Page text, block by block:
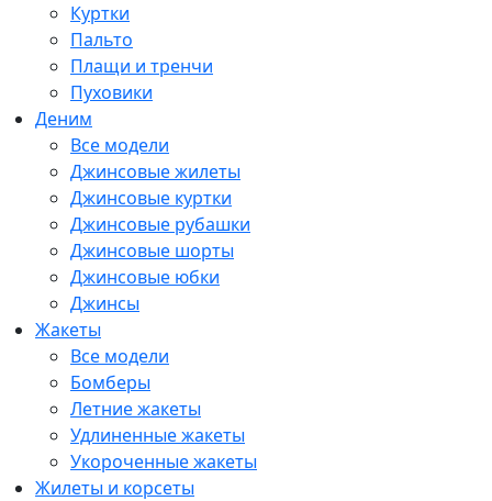
Куртки
Пальто
Плащи и тренчи
Пуховики
Деним
Все модели
Джинсовые жилеты
Джинсовые куртки
Джинсовые рубашки
Джинсовые шорты
Джинсовые юбки
Джинсы
Жакеты
Все модели
Бомберы
Летние жакеты
Удлиненные жакеты
Укороченные жакеты
Жилеты и корсеты